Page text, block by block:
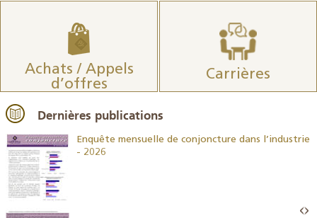
Achats / Appels
d’offres
Carrières
Dernières publications
Enquête mensuelle de conjoncture dans l’industrie
- 2026